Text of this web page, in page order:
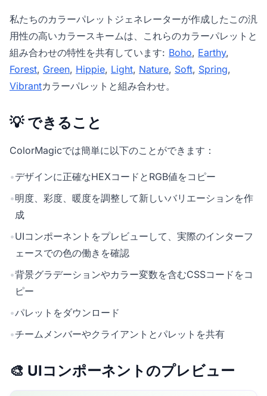
私たちのカラーパレットジェネレーターが作成したこの汎
用性の高いカラースキームは、これらのカラーパレットと
組み合わせの特性を共有しています: Boho, Earthy,
Forest, Green, Hippie, Light, Nature, Soft, Spring,
Vibrantカラーパレットと組み合わせ。
💡 できること
ColorMagicでは簡単に以下のことができます：
•デザインに正確なHEXコードとRGB値をコピー
•明度、彩度、暖度を調整して新しいバリエーションを作
成
•UIコンポーネントをプレビューして、実際のインターフ
ェースでの色の働きを確認
•背景グラデーションやカラー変数を含むCSSコードをコ
ピー
•パレットをダウンロード
•チームメンバーやクライアントとパレットを共有
🎨 UIコンポーネントのプレビュー